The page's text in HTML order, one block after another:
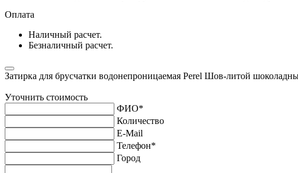
Оплата
Наличный расчет.
Безналичный расчет.
Затирка для брусчатки водонепроницаемая Perel Шов-литой
Уточнить стоимость
ФИО*
Количество
E-Mail
Телефон*
Город